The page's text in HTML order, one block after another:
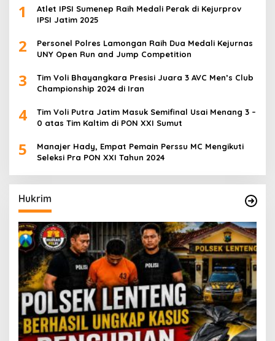
1
Atlet IPSI Sumenep Raih Medali Perak di Kejurprov
IPSI Jatim 2025
2
Personel Polres Lamongan Raih Dua Medali Kejurnas
UNY Open Run and Jump Competition
3
Tim Voli Bhayangkara Presisi Juara 3 AVC Men’s Club
Championship 2024 di Iran
4
Tim Voli Putra Jatim Masuk Semifinal Usai Menang 3 –
0 atas Tim Kaltim di PON XXI Sumut
5
Manajer Hady, Empat Pemain Perssu MC Mengikuti
Seleksi Pra PON XXI Tahun 2024
Hukrim